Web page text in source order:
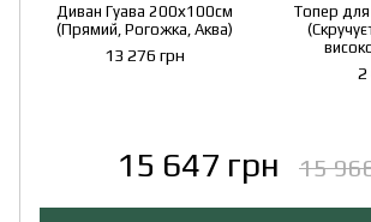
Диван Гуава 200х100см
(Прямий, Рогожка, Аква)
13 276 грн
Топер
2
15 647 грн 15